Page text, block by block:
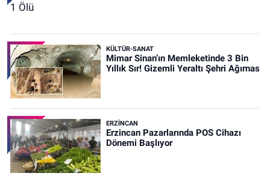
KÜLTÜR-SANAT
Mimar Sinan’ın Memleketinde 3 Bin
Yıllık Sır! Gizemli Yeraltı Şehri Ağırnas
ERZINCAN
Erzincan Pazarlarında POS Cihazı
Dönemi Başlıyor